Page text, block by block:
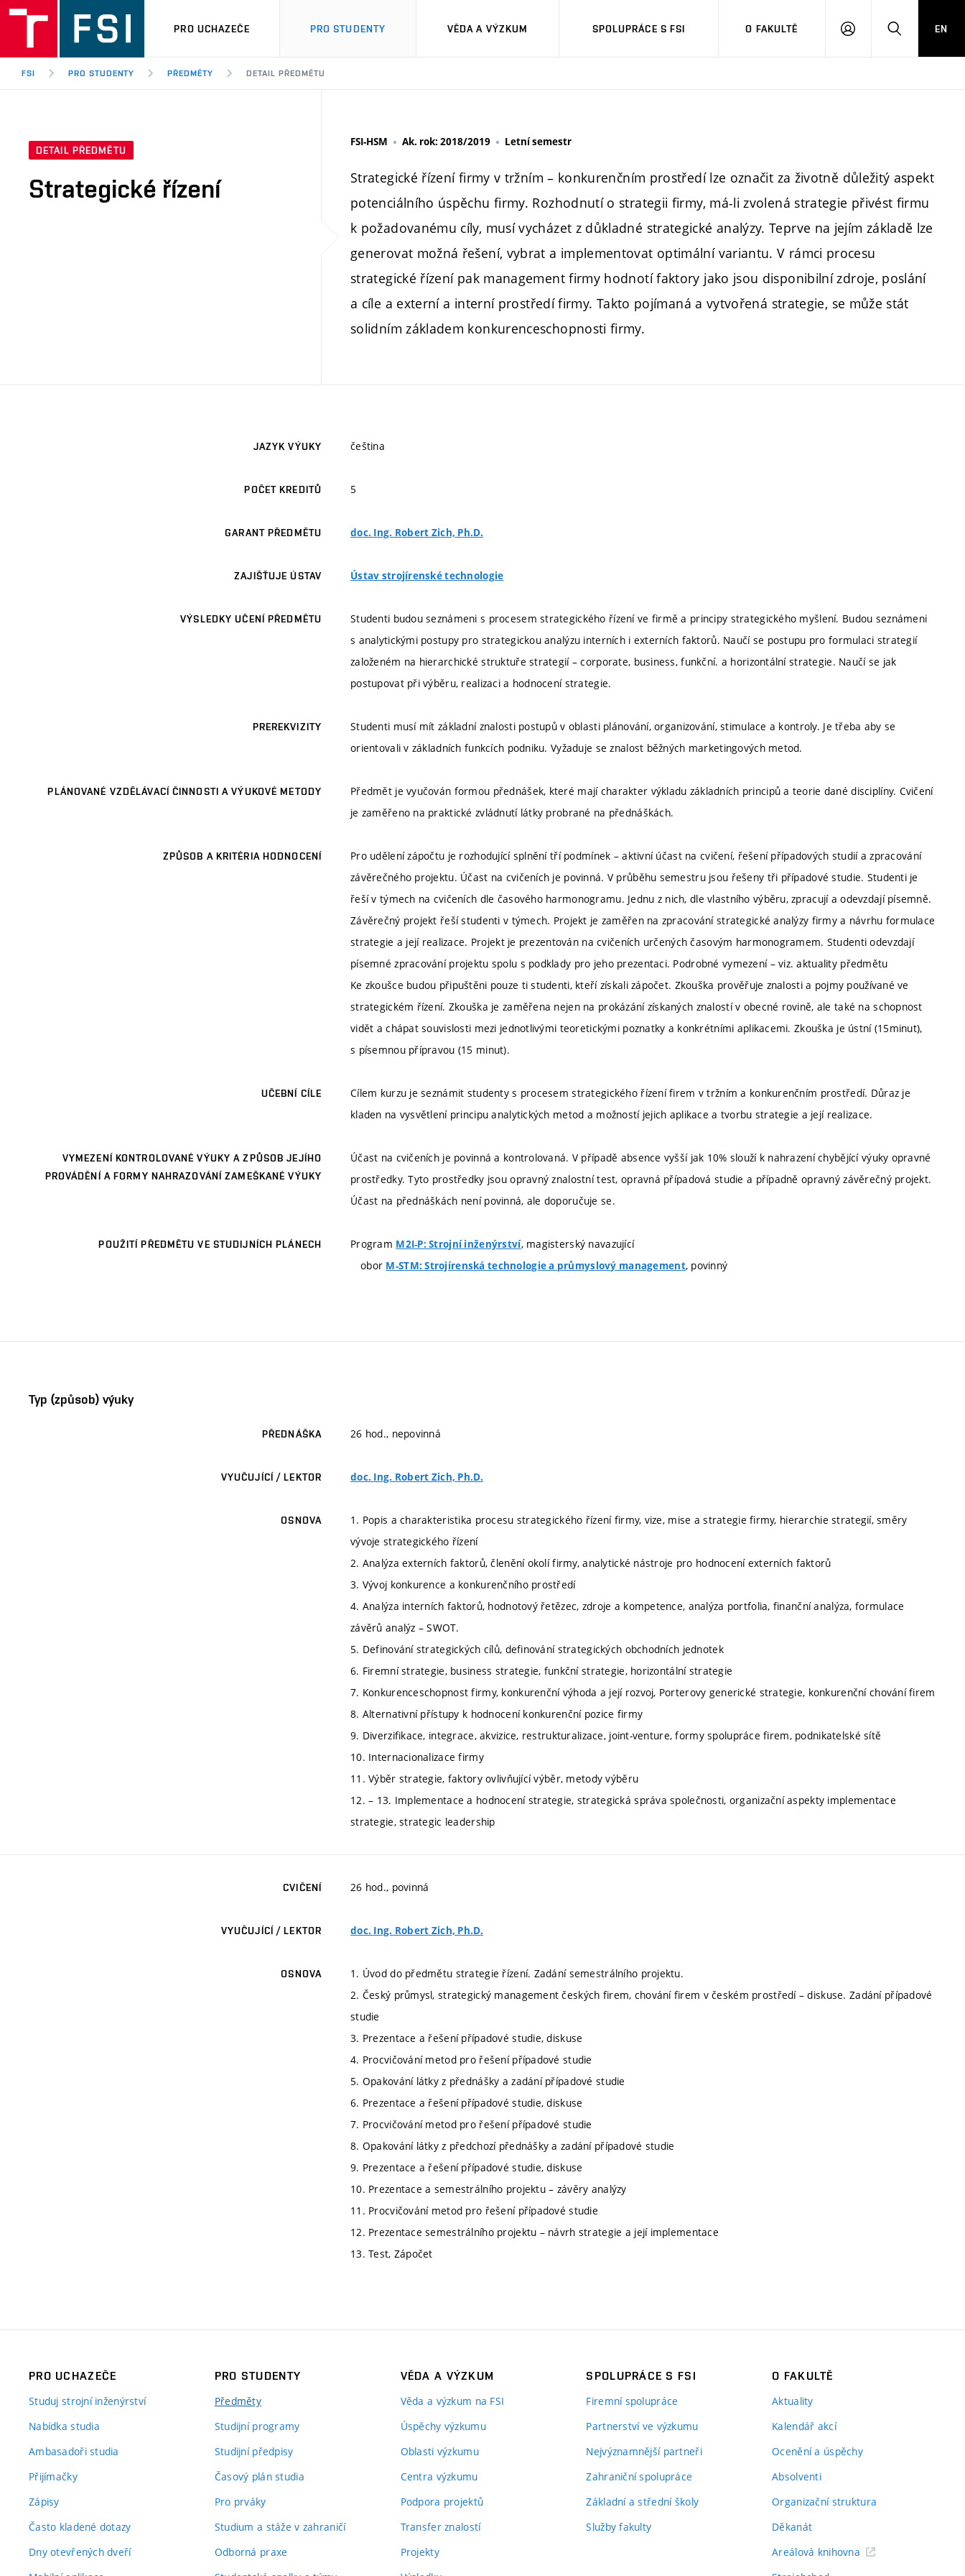
PRO UCHAZEČE PRO STUDENTY VĚDA A VÝZKUM SPOLUPRÁCE S FSI O FAKULTĚ
PŘIHLÁŠENÍHLEDAT
EN
FSI PRO STUDENTY PŘEDMĚTY DETAIL PŘEDMĚTU
DETAIL PŘEDMĚTU
Strategické řízení
FSI-HSM Ak. rok: 2018/2019 Letní semestr
Strategické řízení firmy v tržním – konkurenčním prostředí lze označit za životně důležitý aspekt
potenciálního úspěchu firmy. Rozhodnutí o strategii firmy, má-li zvolená strategie přivést firmu
k požadovanému cíly, musí vycházet z důkladné strategické analýzy. Teprve na jejím základě lze
generovat možná řešení, vybrat a implementovat optimální variantu. V rámci procesu
strategické řízení pak management firmy hodnotí faktory jako jsou disponibilní zdroje, poslání
a cíle a externí a interní prostředí firmy. Takto pojímaná a vytvořená strategie, se může stát
solidním základem konkurenceschopnosti firmy.
JAZYK VÝUKY čeština
POČET KREDITŮ 5
GARANT PŘEDMĚTU doc. Ing. Robert Zich, Ph.D.
ZAJIŠŤUJE ÚSTAV Ústav strojírenské technologie
VÝSLEDKY UČENÍ PŘEDMĚTU
Studenti budou seznámeni s procesem strategického řízení ve firmě a principy strategického myšlení. Budou seznámeni
s analytickými postupy pro strategickou analýzu interních i externích faktorů. Naučí se postupu pro formulaci strategií
založeném na hierarchické struktuře strategií – corporate, business, funkční. a horizontální strategie. Naučí se jak
postupovat při výběru, realizaci a hodnocení strategie.
PREREKVIZITY
Studenti musí mít základní znalosti postupů v oblasti plánování, organizování, stimulace a kontroly. Je třeba aby se
orientovali v základních funkcích podniku. Vyžaduje se znalost běžných marketingových metod.
PLÁNOVANÉ VZDĚLÁVACÍ ČINNOSTI A VÝUKOVÉ METODY
Předmět je vyučován formou přednášek, které mají charakter výkladu základních principů a teorie dané disciplíny. Cvičení
je zaměřeno na praktické zvládnutí látky probrané na přednáškách.
ZPŮSOB A KRITÉRIA HODNOCENÍ
Pro udělení zápočtu je rozhodující splnění tří podmínek – aktivní účast na cvičení, řešení případových studií a zpracování
závěrečného projektu. Účast na cvičeních je povinná. V průběhu semestru jsou řešeny tři případové studie. Studenti je
řeší v týmech na cvičeních dle časového harmonogramu. Jednu z nich, dle vlastního výběru, zpracují a odevzdají písemně.
Závěrečný projekt řeší studenti v týmech. Projekt je zaměřen na zpracování strategické analýzy firmy a návrhu formulace
strategie a její realizace. Projekt je prezentován na cvičeních určených časovým harmonogramem. Studenti odevzdají
písemné zpracování projektu spolu s podklady pro jeho prezentaci. Podrobné vymezení – viz. aktuality předmětu
Ke zkoušce budou připuštěni pouze ti studenti, kteří získali zápočet. Zkouška prověřuje znalosti a pojmy používané ve
strategickém řízení. Zkouška je zaměřena nejen na prokázání získaných znalostí v obecné rovině, ale také na schopnost
vidět a chápat souvislosti mezi jednotlivými teoretickými poznatky a konkrétními aplikacemi. Zkouška je ústní (15minut),
s písemnou přípravou (15 minut).
UČEBNÍ CÍLE
Cílem kurzu je seznámit studenty s procesem strategického řízení firem v tržním a konkurenčním prostředí. Důraz je
kladen na vysvětlení principu analytických metod a možností jejich aplikace a tvorbu strategie a její realizace.
VYMEZENÍ KONTROLOVANÉ VÝUKY A ZPŮSOB JEJÍHO
PROVÁDĚNÍ A FORMY NAHRAZOVÁNÍ ZAMEŠKANÉ VÝUKY
Účast na cvičeních je povinná a kontrolovaná. V případě absence vyšší jak 10% slouží k nahrazení chybějící výuky opravné
prostředky. Tyto prostředky jsou opravný znalostní test, opravná případová studie a případně opravný závěrečný projekt.
Účast na přednáškách není povinná, ale doporučuje se.
POUŽITÍ PŘEDMĚTU VE STUDIJNÍCH PLÁNECH Program M2I-P: Strojní inženýrství, magisterský navazující
obor M-STM: Strojírenská technologie a průmyslový management, povinný
Typ (způsob) výuky
PŘEDNÁŠKA 26 hod., nepovinná
VYUČUJÍCÍ / LEKTOR doc. Ing. Robert Zich, Ph.D.
OSNOVA
1. Popis a charakteristika procesu strategického řízení firmy, vize, mise a strategie firmy, hierarchie strategií, směry
vývoje strategického řízení
2. Analýza externích faktorů, členění okolí firmy, analytické nástroje pro hodnocení externích faktorů
3. Vývoj konkurence a konkurenčního prostředí
4. Analýza interních faktorů, hodnotový řetězec, zdroje a kompetence, analýza portfolia, finanční analýza, formulace
závěrů analýz – SWOT.
5. Definování strategických cílů, definování strategických obchodních jednotek
6. Firemní strategie, business strategie, funkční strategie, horizontální strategie
7. Konkurenceschopnost firmy, konkurenční výhoda a její rozvoj, Porterovy generické strategie, konkurenční chování firem
8. Alternativní přístupy k hodnocení konkurenční pozice firmy
9. Diverzifikace, integrace, akvizice, restrukturalizace, joint-venture, formy spolupráce firem, podnikatelské sítě
10. Internacionalizace firmy
11. Výběr strategie, faktory ovlivňující výběr, metody výběru
12. – 13. Implementace a hodnocení strategie, strategická správa společnosti, organizační aspekty implementace
strategie, strategic leadership
CVIČENÍ 26 hod., povinná
VYUČUJÍCÍ / LEKTOR doc. Ing. Robert Zich, Ph.D.
OSNOVA
1. Úvod do předmětu strategie řízení. Zadání semestrálního projektu.
2. Český průmysl, strategický management českých firem, chování firem v českém prostředí – diskuse. Zadání případové
studie
3. Prezentace a řešení případové studie, diskuse
4. Procvičování metod pro řešení případové studie
5. Opakování látky z přednášky a zadání případové studie
6. Prezentace a řešení případové studie, diskuse
7. Procvičování metod pro řešení případové studie
8. Opakování látky z předchozí přednášky a zadání případové studie
9. Prezentace a řešení případové studie, diskuse
10. Prezentace a semestrálního projektu – závěry analýzy
11. Procvičování metod pro řešení případové studie
12. Prezentace semestrálního projektu – návrh strategie a její implementace
13. Test, Zápočet
PRO UCHAZEČE
Studuj strojní inženýrství
Nabídka studia
Ambasadoři studia
Přijímačky
Zápisy
Často kladené dotazy
Dny otevřených dveří
PRO STUDENTY
Předměty
Studijní programy
Studijní předpisy
Časový plán studia
Pro prváky
Studium a stáže v zahraničí
Odborná praxe
VĚDA A VÝZKUM
Věda a výzkum na FSI
Úspěchy výzkumu
Oblasti výzkumu
Centra výzkumu
Podpora projektů
Transfer znalostí
Projekty
SPOLUPRÁCE S FSI
Firemní spolupráce
Partnerství ve výzkumu
Nejvýznamnější partneři
Zahraniční spolupráce
Základní a střední školy
Služby fakulty
O FAKULTĚ
Aktuality
Kalendář akcí
Ocenění a úspěchy
Absolventi
Organizační struktura
Děkanát
Areálová knihovna